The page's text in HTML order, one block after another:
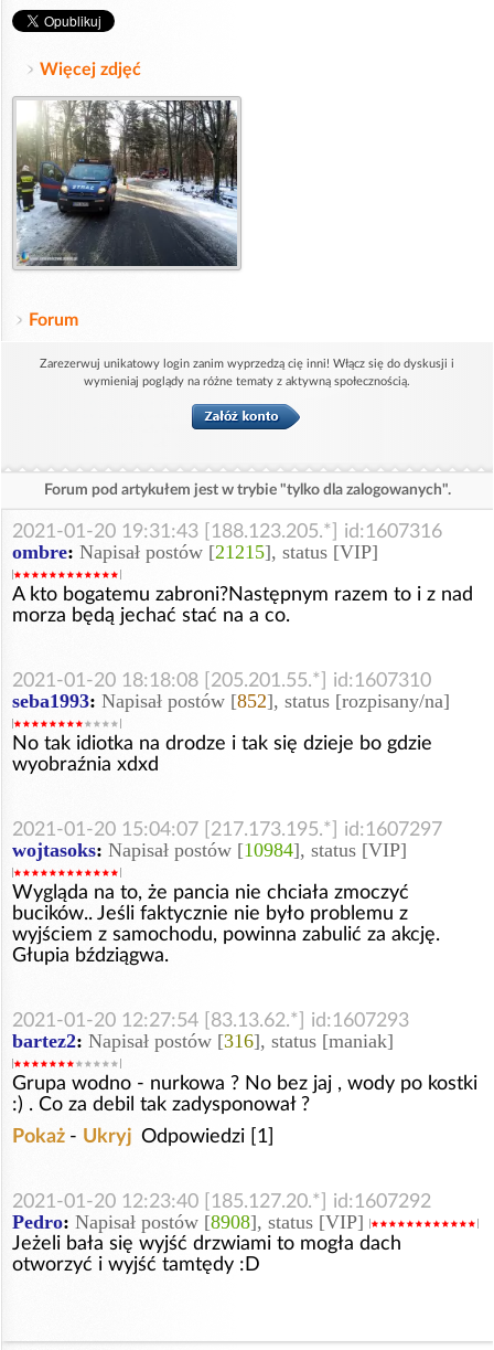
Więcej zdjęć
Forum
Zarezerwuj unikatowy login zanim wyprzedzą cię inni! Włącz się do dyskusji i
wymieniaj poglądy na różne tematy z aktywną społecznością.
Forum pod artykułem jest w trybie "tylko dla zalogowanych".
2021-01-20 19:31:43 [188.123.205.*] id:1607316
ombre: Napisał postów [21215], status [VIP]
A kto bogatemu zabroni?Następnym razem to i z nad
morza będą jechać stać na a co.
2021-01-20 18:18:08 [205.201.55.*] id:1607310
seba1993: Napisał postów [852], status [rozpisany/na]
No tak idiotka na drodze i tak się dzieje bo gdzie
wyobraźnia xdxd
2021-01-20 15:04:07 [217.173.195.*] id:1607297
wojtasoks: Napisał postów [10984], status [VIP]
Wygląda na to, że pancia nie chciała zmoczyć
bucików.. Jeśli faktycznie nie było problemu z
wyjściem z samochodu, powinna zabulić za akcję.
Głupia bździągwa.
2021-01-20 12:27:54 [83.13.62.*] id:1607293
bartez2: Napisał postów [316], status [maniak]
Grupa wodno - nurkowa ? No bez jaj , wody po kostki
:) . Co za debil tak zadysponował ?
Pokaż - Ukryj Odpowiedzi [1]
2021-01-20 12:23:40 [185.127.20.*] id:1607292
Pedro: Napisał postów [8908], status [VIP]
Jeżeli bała się wyjść drzwiami to mogła dach
otworzyć i wyjść tamtędy :D